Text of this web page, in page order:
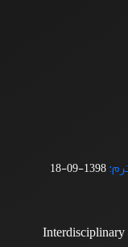
1398-09-18
Interdisciplinary